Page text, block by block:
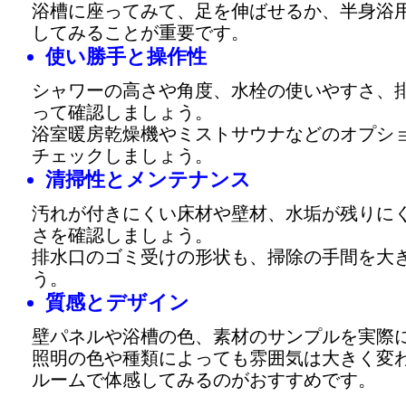
浴槽に座ってみて、足を伸ばせるか、半身浴
してみることが重要です。
使い勝手と操作性
シャワーの高さや角度、水栓の使いやすさ、
って確認しましょう。
浴室暖房乾燥機やミストサウナなどのオプシ
チェックしましょう。
清掃性とメンテナンス
汚れが付きにくい床材や壁材、水垢が残りに
さを確認しましょう。
排水口のゴミ受けの形状も、掃除の手間を大
う。
質感とデザイン
壁パネルや浴槽の色、素材のサンプルを実際
照明の色や種類によっても雰囲気は大きく変
ルームで体感してみるのがおすすめです。